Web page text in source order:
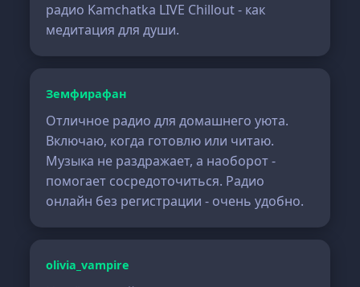
радио Kamchatka LIVE Chillout - как
медитация для души.
Земфирафан
Отличное радио для домашнего уюта.
Включаю, когда готовлю или читаю.
Музыка не раздражает, а наоборот -
помогает сосредоточиться. Радио
онлайн без регистрации - очень удобно.
olivia_vampire